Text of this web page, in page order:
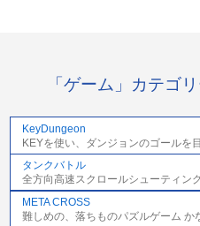
「ゲーム」カテゴ
KeyDungeon
KEYを使い、ダンジョンのゴールを
タンクバトル
全方向高速スクロールシューティン
META CROSS
難しめの、落ちものパズルゲーム か